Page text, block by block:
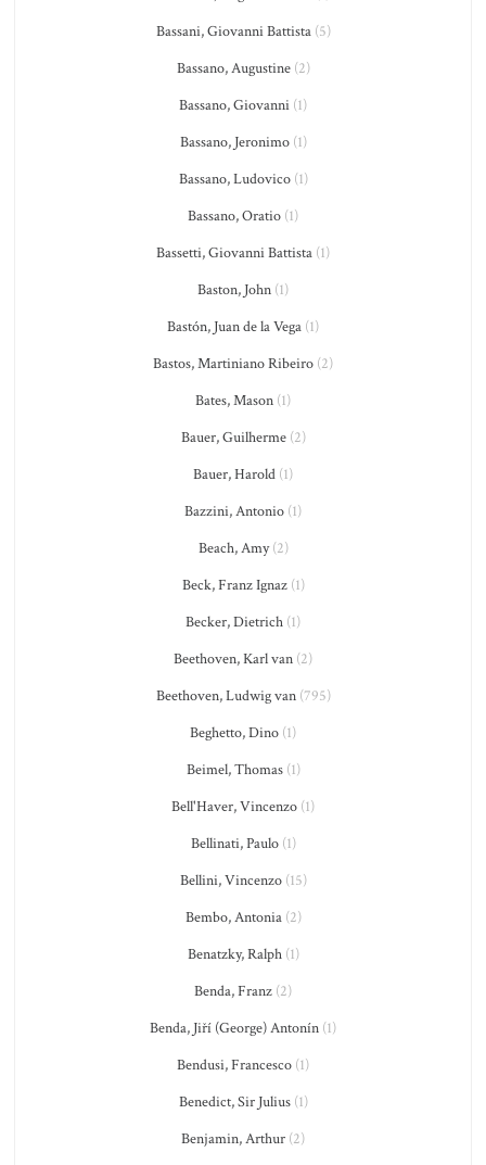
Bassani, Giovanni Battista(5)
Bassano, Augustine(2)
Bassano, Giovanni (1)
Bassano, Jeronimo(1)
Bassano, Ludovico(1)
Bassano, Oratio (1)
Bassetti, Giovanni Battista (1)
Baston, John (1)
Bastón, Juan de la Vega (1)
Bastos, Martiniano Ribeiro (2)
Bates, Mason (1)
Bauer, Guilherme(2)
Bauer, Harold (1)
Bazzini, Antonio (1)
Beach, Amy(2)
Beck, Franz Ignaz(1)
Becker, Dietrich (1)
Beethoven, Karl van (2)
Beethoven, Ludwig van(795)
Beghetto, Dino (1)
Beimel, Thomas(1)
Bell'Haver, Vincenzo (1)
Bellinati, Paulo(1)
Bellini, Vincenzo(15)
Bembo, Antonia(2)
Benatzky, Ralph(1)
Benda, Franz (2)
Benda, Jiří (George) Antonín (1)
Bendusi, Francesco (1)
Benedict, Sir Julius(1)
Benjamin, Arthur (2)